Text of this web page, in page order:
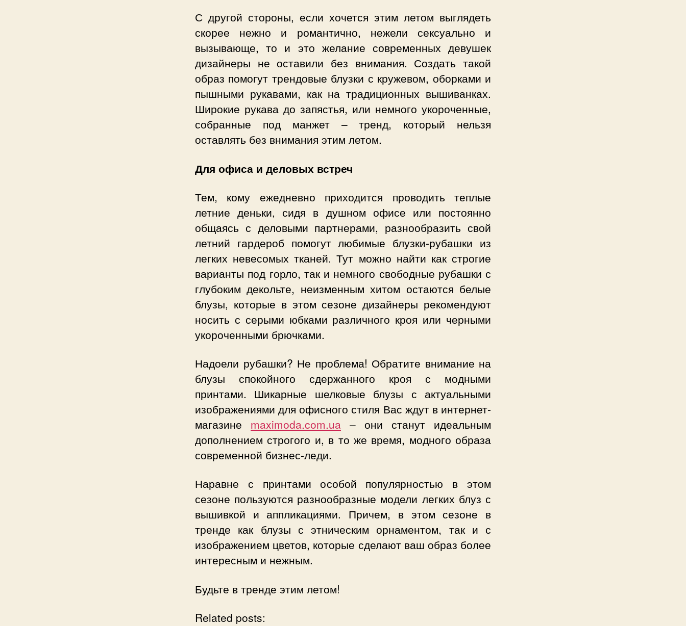
С другой стороны, если хочется этим летом выглядеть
скорее нежно и романтично, нежели сексуально и
вызывающе, то и это желание современных девушек
дизайнеры не оставили без внимания. Создать такой
образ помогут трендовые блузки с кружевом, оборками и
пышными рукавами, как на традиционных вышиванках.
Широкие рукава до запястья, или немного укороченные,
собранные под манжет – тренд, который нельзя
оставлять без внимания этим летом.
Для офиса и деловых встреч
Тем, кому ежедневно приходится проводить теплые
летние деньки, сидя в душном офисе или постоянно
общаясь с деловыми партнерами, разнообразить свой
летний гардероб помогут любимые блузки-рубашки из
легких невесомых тканей. Тут можно найти как строгие
варианты под горло, так и немного свободные рубашки с
глубоким декольте, неизменным хитом остаются белые
блузы, которые в этом сезоне дизайнеры рекомендуют
носить с серыми юбками различного кроя или черными
укороченными брючками.
Надоели рубашки? Не проблема! Обратите внимание на
блузы спокойного сдержанного кроя с модными
принтами. Шикарные шелковые блузы с актуальными
изображениями для офисного стиля Вас ждут в интернет-
магазине maximoda.com.ua – они станут идеальным
дополнением строгого и, в то же время, модного образа
современной бизнес-леди.
Наравне с принтами особой популярностью в этом
сезоне пользуются разнообразные модели легких блуз с
вышивкой и аппликациями. Причем, в этом сезоне в
тренде как блузы с этническим орнаментом, так и с
изображением цветов, которые сделают ваш образ более
интересным и нежным.
Будьте в тренде этим летом!
Related posts: